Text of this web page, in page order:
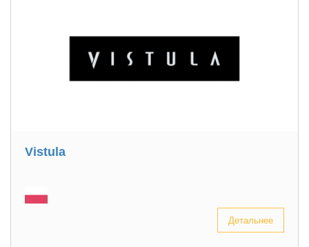
Vistula
Детальнее